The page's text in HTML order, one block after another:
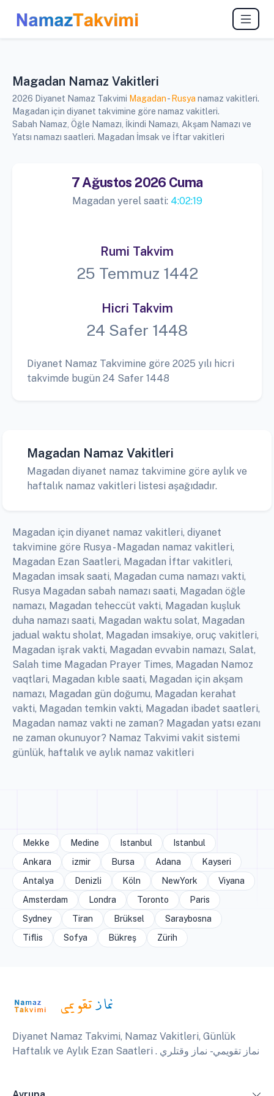
Magadan Namaz Vakitleri
2026 Diyanet Namaz Takvimi Magadan- Rusya namaz vakitleri.
Magadan için diyanet takvimine göre namaz vakitleri.
Sabah Namaz, Öğle Namazı, İkindi Namazı, Akşam Namazı ve
Yatsı namazı saatleri. Magadan İmsak ve İftar vakitleri
7 Ağustos 2026 Cuma
Magadan yerel saati: 4:02:20
Rumi Takvim
25 Temmuz 1442
Hicri Takvim
24 Safer 1448
Diyanet Namaz Takvimine göre 2025 yılı hicri
takvimde bugün 24 Safer 1448
Magadan Namaz Vakitleri
Magadan diyanet namaz takvimine göre aylık ve
haftalık namaz vakitleri listesi aşağıdadır.
Magadan için diyanet namaz vakitleri, diyanet
takvimine göre Rusya - Magadan namaz vakitleri,
Magadan Ezan Saatleri, Magadan İftar vakitleri,
Magadan imsak saati, Magadan cuma namazı vakti,
Rusya Magadan sabah namazı saati, Magadan öğle
namazı, Magadan teheccüt vakti, Magadan kuşluk
duha namazı saati, Magadan waktu solat, Magadan
jadual waktu sholat, Magadan imsakiye, oruç vakitleri,
Magadan işrak vakti, Magadan evvabin namazı, Salat,
Salah time Magadan Prayer Times, Magadan Namoz
vaqtlari, Magadan kıble saati, Magadan için akşam
namazı, Magadan gün doğumu, Magadan kerahat
vakti, Magadan temkin vakti, Magadan ibadet saatleri,
Magadan namaz vakti ne zaman? Magadan yatsı ezanı
ne zaman okunuyor? Namaz Takvimi vakit sistemi
günlük, haftalık ve aylık namaz vakitleri
Mekke Medine Istanbul
Istanbul
Ankara
izmir Bursa Adana
Kayseri
Antalya
Denizli Köln NewYork
Viyana
Amsterdam
Londra Toronto
Paris
Sydney
Tiran Brüksel
Saraybosna
Tiflis
Sofya Bükreş Zürih
Diyanet Namaz Takvimi, Namaz Vakitleri, Günlük
Haftalık ve Aylık Ezan Saatleri . نماز تقويمي - نماز وقتلري